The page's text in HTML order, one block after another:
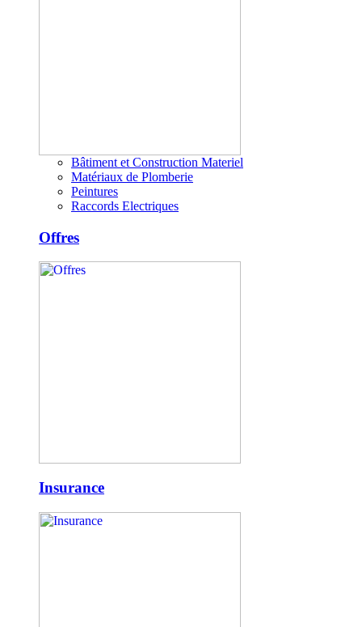
Bâtiment et Construction Materiel
Matériaux de Plomberie
Peintures
Raccords Electriques
Offres
Insurance